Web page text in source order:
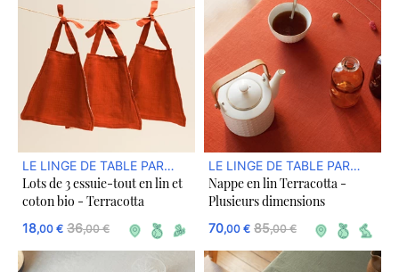
LE LINGE DE TABLE PAR
DREAM ACT
Lots de 3 essuie-tout en lin et
coton bio - Terracotta
18,00 € 36,00 €
LE LINGE DE TABLE PAR
DREAM ACT
Nappe en lin Terracotta -
Plusieurs dimensions
70,00 € 85,00 €